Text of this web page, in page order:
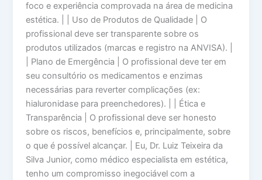
foco e experiência comprovada na área de medicina
estética. | | Uso de Produtos de Qualidade | O
profissional deve ser transparente sobre os
produtos utilizados (marcas e registro na ANVISA). |
| Plano de Emergência | O profissional deve ter em
seu consultório os medicamentos e enzimas
necessárias para reverter complicações (ex:
hialuronidase para preenchedores). | | Ética e
Transparência | O profissional deve ser honesto
sobre os riscos, benefícios e, principalmente, sobre
o que é possível alcançar. | Eu, Dr. Luiz Teixeira da
Silva Junior, como médico especialista em estética,
tenho um compromisso inegociável com a